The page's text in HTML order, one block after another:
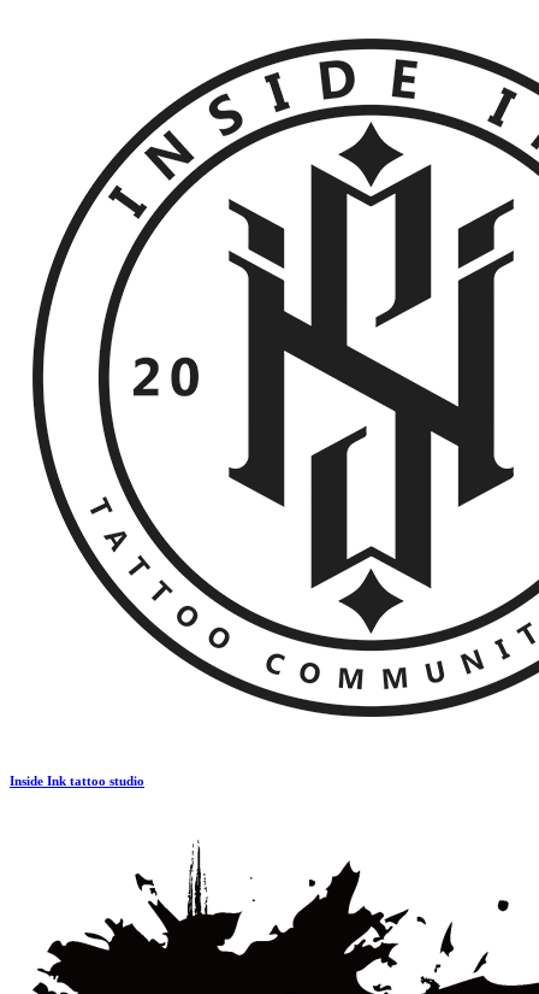
Inside Ink tattoo studio